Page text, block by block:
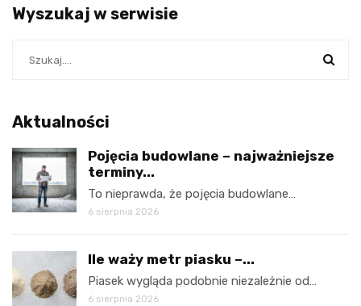
Wyszukaj w serwisie
Aktualności
Pojęcia budowlane – najważniejsze
terminy...
To nieprawda, że pojęcia budowlane…
6 sierpnia 2026
Ile waży metr piasku –...
Piasek wygląda podobnie niezależnie od…
6 sierpnia 2026